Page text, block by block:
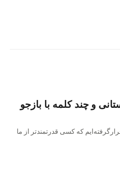
و چند کلمه با بازجو
که کسی قدرتمندتر از ما